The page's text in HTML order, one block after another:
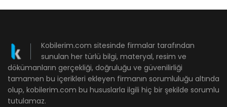
Kobilerim.com sitesinde firmalar tarafından
sunulan her türlü bilgi, materyal, resim ve
dökümanların gerçekliği, doğruluğu ve güvenilirliği
tamamen bu içerikleri ekleyen firmanın sorumluluğu altında
olup, kobilerim.com bu hususlarla ilgili hiç bir şekilde sorumlu
tutulamaz.